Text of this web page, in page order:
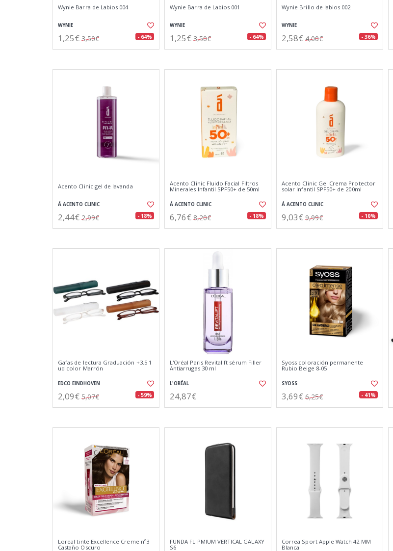
Wynie Barra de Labios 004
WYNIE
1,25€ 3,50€ - 64%
Wynie Barra de Labios 001
WYNIE
1,25€ 3,50€ - 64%
Wynie Brillo de labios 002
WYNIE
2,58€ 4,00€ - 36%
Acento Clinic gel de lavanda
Á ACENTO CLINIC
2,44€ 2,99€ - 18%
Acento Clinic Fluido Facial Filtros
Minerales Infantil SPF50+ de 50ml
Á ACENTO CLINIC
6,76€ 8,20€ - 18%
Acento Clinic Gel Crema Protector
solar Infantil SPF50+ de 200ml
Á ACENTO CLINIC
9,03€ 9,99€ - 10%
Gafas de lectura Graduación +3.5 1
ud color Marrón
EDCO EINDHOVEN
2,09€ 5,07€ - 59%
L'Oréal Paris Revitalift sérum Filler
Antiarrugas 30 ml
L'ORÉAL
24,87€
Syoss coloración permanente
Rubio Beige 8-05
SYOSS
3,69€ 6,25€ - 41%
Loreal tinte Excellence Creme nº3
Castaño Oscuro
FUNDA FLIPMIUM VERTICAL GALAXY
S6
Correa Sport Apple Watch 42 MM
Blanca